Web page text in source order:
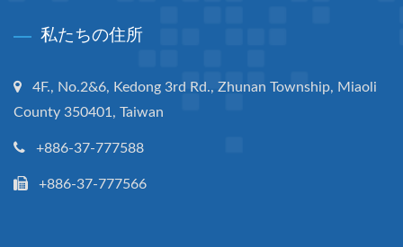
私たちの住所
4F., No.2&6, Kedong 3rd Rd., Zhunan Township, Miaoli
County 350401, Taiwan
+886-37-777588
+886-37-777566